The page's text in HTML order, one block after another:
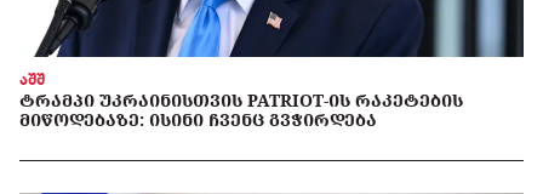
აშშ
ᲢᲠᲐᲛᲞᲘ ᲣᲙᲠᲐᲘᲜᲘᲡᲗᲕᲘᲡ PATRIOT-ᲘᲡ ᲠᲐᲙᲔᲢᲔᲑᲘᲡ
ᲛᲘᲬᲝᲓᲔᲑᲐᲖᲔ: ᲘᲡᲘᲜᲘ ᲩᲕᲔᲜᲪ ᲒᲕᲭᲘᲠᲓᲔᲑᲐ